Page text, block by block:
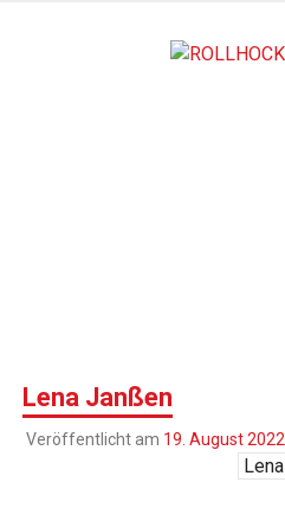
Lena Janßen
Veröffentlicht am 19. August 2022